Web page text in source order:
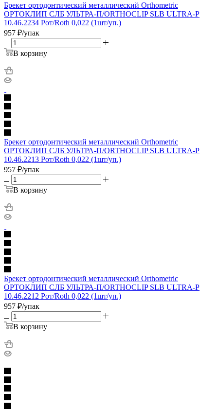
Брекет ортодонтический металлический Orthometric
ОРТОКЛИП СЛБ УЛЬТРА-П/ORTHOCLIP SLB ULTRA-P
10.46.2234 Рот/Roth 0,022 (1шт/уп.)
957 ₽/упак
В корзину
Брекет ортодонтический металлический Orthometric
ОРТОКЛИП СЛБ УЛЬТРА-П/ORTHOCLIP SLB ULTRA-P
10.46.2213 Рот/Roth 0,022 (1шт/уп.)
957 ₽/упак
В корзину
Брекет ортодонтический металлический Orthometric
ОРТОКЛИП СЛБ УЛЬТРА-П/ORTHOCLIP SLB ULTRA-P
10.46.2212 Рот/Roth 0,022 (1шт/уп.)
957 ₽/упак
В корзину